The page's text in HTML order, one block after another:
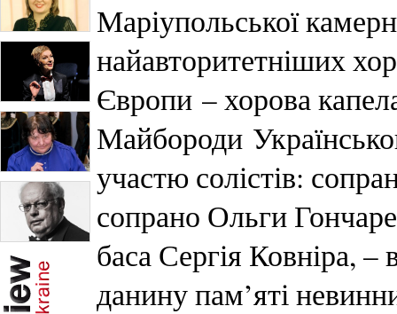
Маріупольської
найавторитетніших
Європи – хорова
Майбороди
участю солістів:
сопрано Ольги
баса Сергія Ковніра,
данину пам’яті